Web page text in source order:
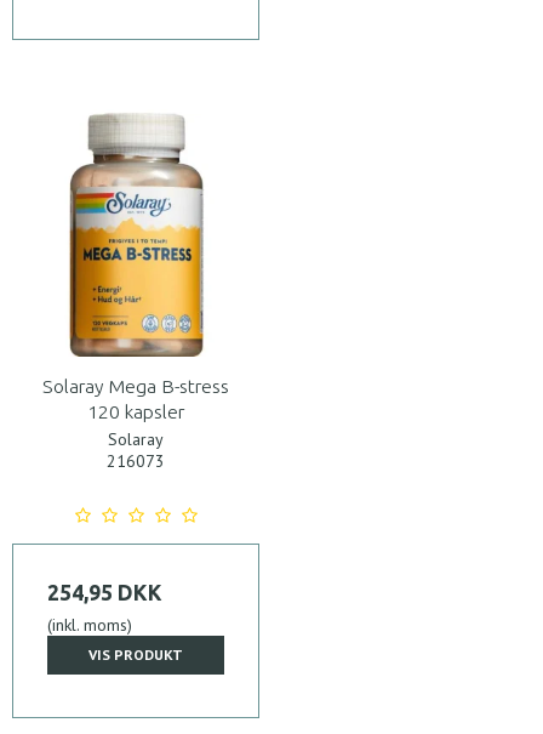
Solaray Mega B-stress
120 kapsler
Solaray
216073
254,95 DKK
(inkl. moms)
VIS PRODUKT